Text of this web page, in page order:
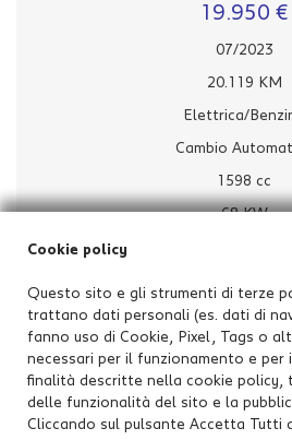
19.950 €
07/2023
20.119 KM
Elettrica/
Cambio
1598 cc
68 KW
ESP
Navigatore
Tetto apribile
Interni in
Cookie policy
Questo sito e gli strumenti di terze
trattano dati personali (es. dati di
fanno uso di Cookie, Pixel, Tags o
necessari per il funzionamento e per
finalità descritte nella cookie policy,
delle funzionalità del sito e la
Cliccando sul pulsante Accetta Tutti